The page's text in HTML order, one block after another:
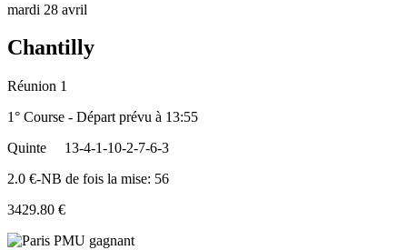
mardi 28 avril
Chantilly
Réunion 1
1° Course - Départ prévu à 13:55
Quinte
13-4-1-10-2-7-6-3
2.0 €-NB de fois la mise: 56
3429.80 €